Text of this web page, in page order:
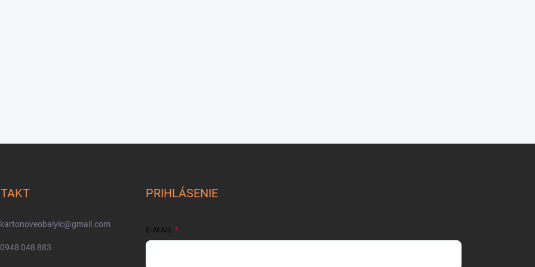
kartonoveobalylc@gmail.com
0948 048 883
PRIHLÁSENIE
E-MAIL